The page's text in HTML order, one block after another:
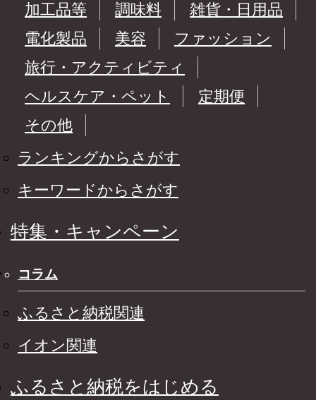
加工品等
調味料
雑貨・日用品
電化製品
美容
ファッション
旅行・アクティビティ
ヘルスケア・ペット
定期便
その他
ランキングからさがす
キーワードからさがす
特集・キャンペーン
コラム
ふるさと納税関連
イオン関連
ふるさと納税をはじめる